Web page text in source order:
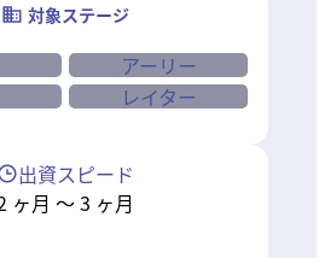
対象ステージ
アーリー
レイター
出資スピード
ヶ月 〜3 ヶ月